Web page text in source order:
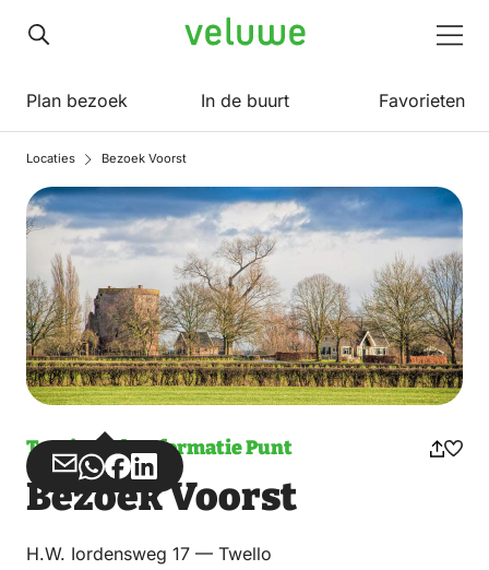
Veluwe
Plan bezoek In de buurt Favorieten
Locaties Bezoek Voorst
Toeristisch Informatie Punt
Deel
via
Deel
via
Deel
op
Deel
op
Bezoek Voorst
H.W. Iordensweg 17 — Twello